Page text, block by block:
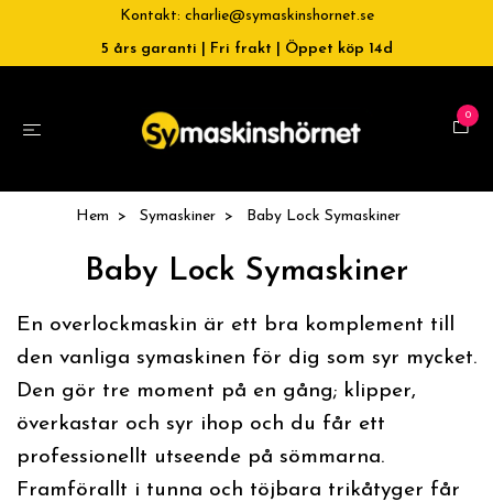
Kontakt: charlie@symaskinshornet.se
5 års garanti | Fri frakt | Öppet köp 14d
0
Hem Symaskiner Baby Lock Symaskiner
Baby Lock Symaskiner
En overlockmaskin är ett bra komplement till
den vanliga symaskinen för dig som syr mycket.
Den gör tre moment på en gång; klipper,
överkastar och syr ihop och du får ett
professionellt utseende på sömmarna.
Framförallt i tunna och töjbara trikåtyger får